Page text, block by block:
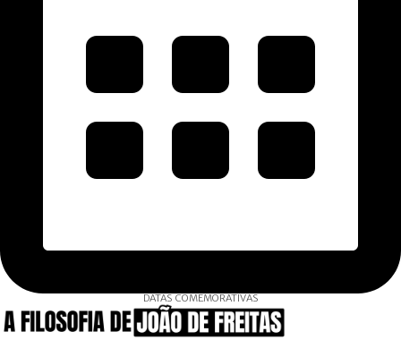
DATAS COMEMORATIVAS